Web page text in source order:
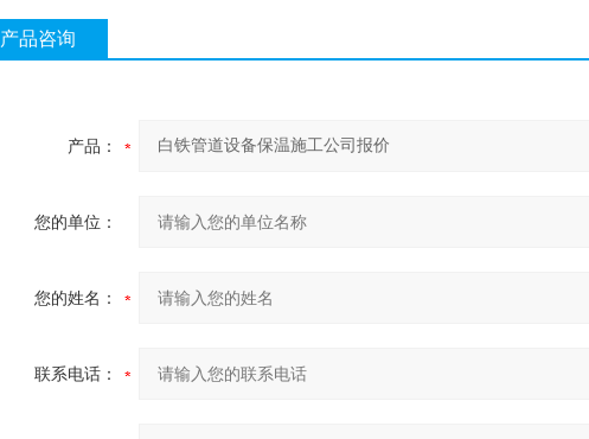
产品咨询
产品：
您的单位：
您的姓名：
联系电话：